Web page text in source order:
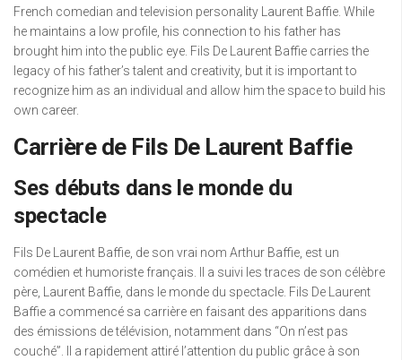
French comedian and television personality Laurent Baffie. While
he maintains a low profile, his connection to his father has
brought him into the public eye. Fils De Laurent Baffie carries the
legacy of his father’s talent and creativity, but it is important to
recognize him as an individual and allow him the space to build his
own career.
Carrière de Fils De Laurent Baffie
Ses débuts dans le monde du
spectacle
Fils De Laurent Baffie, de son vrai nom Arthur Baffie, est un
comédien et humoriste français. Il a suivi les traces de son célèbre
père, Laurent Baffie, dans le monde du spectacle. Fils De Laurent
Baffie a commencé sa carrière en faisant des apparitions dans
des émissions de télévision, notamment dans “On n’est pas
couché”. Il a rapidement attiré l’attention du public grâce à son